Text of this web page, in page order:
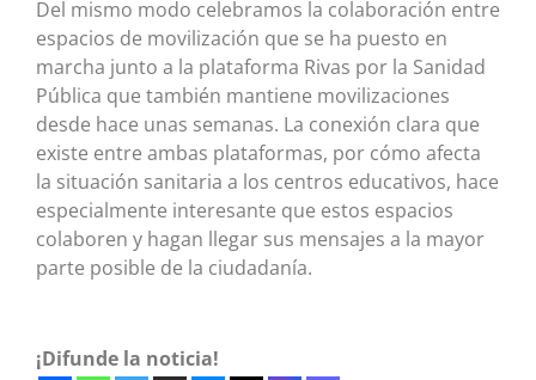
Del mismo modo celebramos la colaboración entre
espacios de movilización que se ha puesto en
marcha junto a la plataforma Rivas por la Sanidad
Pública que también mantiene movilizaciones
desde hace unas semanas. La conexión clara que
existe entre ambas plataformas, por cómo afecta
la situación sanitaria a los centros educativos, hace
especialmente interesante que estos espacios
colaboren y hagan llegar sus mensajes a la mayor
parte posible de la ciudadanía.
¡Difunde la noticia!